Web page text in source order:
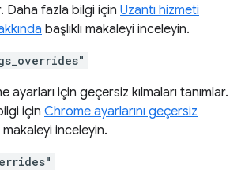
Daha fazla bilgi için Uzantı hizmeti
başlıklı makaleyi inceleyin.
ayarları için geçersiz kılmaları tanımlar.
için Chrome ayarlarını geçersiz
makaleyi inceleyin.